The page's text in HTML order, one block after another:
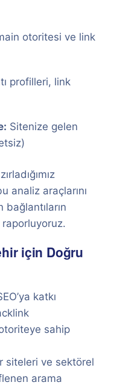
otoritesi ve link
profilleri, link
Sitenize gelen
analiz araçlarını
bağlantıların
raporluyoruz.
için Doğru
katkı
sahip
siteleri ve sektörel
arama